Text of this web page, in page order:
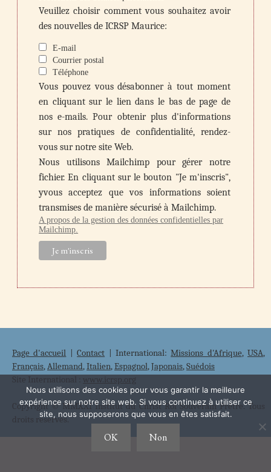
Veuillez choisir comment vous souhaitez avoir
des nouvelles de ICRSP Maurice:
E-mail
Courrier postal
Téléphone
Vous pouvez vous désabonner à tout moment
en cliquant sur le lien dans le bas de page de
nos e-mails. Pour obtenir plus d'informations
sur nos pratiques de confidentialité, rendez-
vous sur notre site Web.
Nous utilisons Mailchimp pour gérer notre
fichier. En cliquant sur le bouton "Je m'inscris",
yvous acceptez que vos informations soient
transmises de manière sécurisé à Mailchimp.
A propos de la gestion des données confidentielles par
Mailchimp.
Page d'accueil |Contact | International:Missions d'Afrique, USA,
Français,Allemand,Italien,Espagnol,Japonais,Suédois
Site International : www.icrsp.org
Copyright © MMXXI Institut du Christ Roi Souverain Prêtre. Tous
droits réservés.
Nous utilisons des cookies pour vous garantir la meilleure
expérience sur notre site web. Si vous continuez à utiliser ce
site, nous supposerons que vous en êtes satisfait.
OK Non